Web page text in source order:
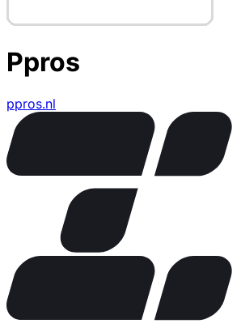
Ppros
ppros.nl